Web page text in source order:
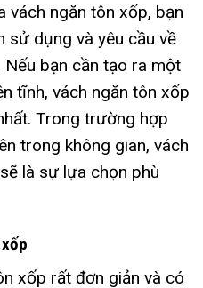
vách ngăn tôn xốp, bạn
sử dụng và yêu cầu về
bạn cần tạo ra một
tĩnh, vách ngăn tôn xốp
Trong trường hợp
trong không gian, vách
là sự lựa chọn phù
xốp rất đơn giản và có